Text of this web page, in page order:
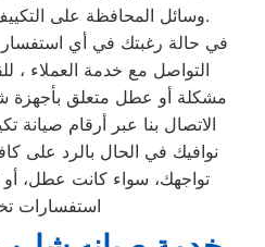
وسائل المحافظة على التكييف، من نصائح وصيانة دورية.
في حالة رغبتك في أي
التواصل مع خدمة العملاء ،
مشكلة أو عطل متعلق بأجهزة
الاتصال بنا عبر أرقام
نوافيك في الحال بالرد على
تواجهك، سواء كانت عطل، أو
استفسارات